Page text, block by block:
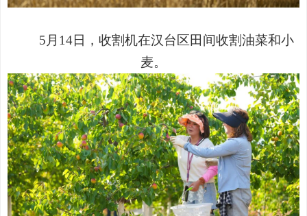
5月 14日，收割机在汉台区田间收割油菜和小
麦。